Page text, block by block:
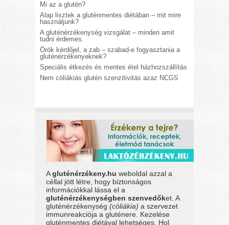
Mi az a glutén?
Alap lisztek a gluténmentes diétában – mit mire
használjunk?
A gluténérzékenység vizsgálat – minden amit
tudni érdemes.
Örök kérdőjel, a zab – szabad-e fogyasztania a
gluténérzékenyeknek?
Speciális étkezés és mentes étel házhozszállítás
Nem cöliákiás glutén szenzitivitás azaz NCGS
Agluténérzékeny.hu weboldal azzal a
céllal jött létre, hogy biztonságos
információkkal lássa el a
gluténérzékenységben szenvedőket. A
gluténérzékenység(cöliákia) a szervezet
immunreakciója a gluténere. Kezelése
gluténmentes diétával lehetséges. Hol